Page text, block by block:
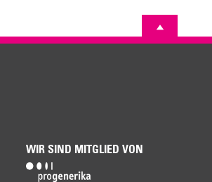
WIR SIND MITGLIED VON